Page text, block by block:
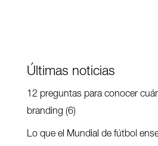
Últimas noticias
12 preguntas para conocer
branding (6)
Lo que el Mundial de fútbol